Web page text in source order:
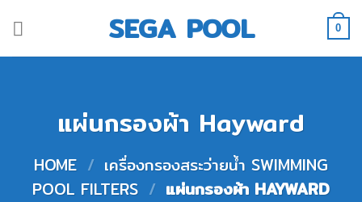
to
SEGA POOL 0
แผ่นกรองผ้า Hayward
HOME / เครื่องกรองสระว่ายน้ำ SWIMMING
POOL FILTERS / แผ่นกรองผ้า HAYWARD